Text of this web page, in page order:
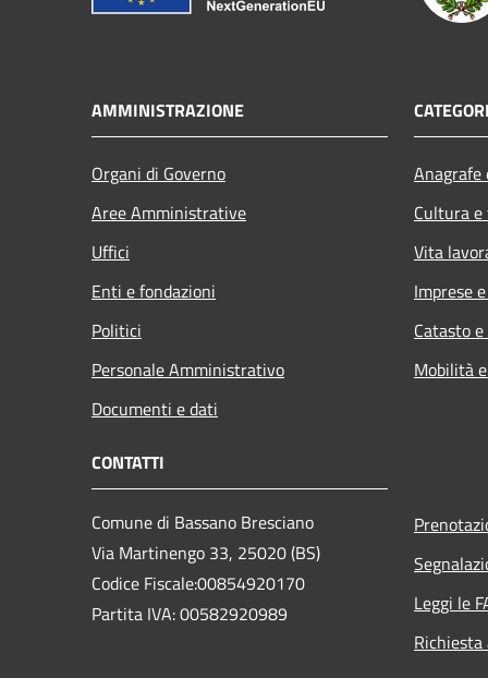
AMMINISTRAZIONE
Organi di Governo
Aree Amministrative
Uffici
Enti e fondazioni
Politici
Personale Amministrativo
Documenti e dati
Cultura
Vita
Imprese
Catasto
Mobilità
CONTATTI
Comune di Bassano Bresciano
Via Martinengo 33, 25020 (BS)
Codice Fiscale:00854920170
Partita IVA: 00582920989
Leggi le